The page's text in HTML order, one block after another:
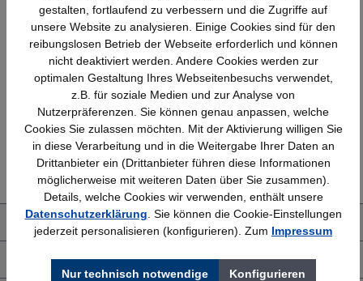
Schnelle Lieferung
Bundesweit
Topmarken
Faire Preise
Erfahrung
Bewährt seit 1958
Kostenlose Beratung
(04205) 635940
Über uns
Shop Service
gestalten, fortlaufend zu verbessern und die Zugriffe auf
unsere Website zu analysieren. Einige Cookies sind für den
reibungslosen Betrieb der Webseite erforderlich und können
nicht deaktiviert werden. Andere Cookies werden zur
optimalen Gestaltung Ihres Webseitenbesuchs verwendet,
z.B. für soziale Medien und zur Analyse von
Nutzerpräferenzen. Sie können genau anpassen, welche
Cookies Sie zulassen möchten. Mit der Aktivierung willigen Sie
in diese Verarbeitung und in die Weitergabe Ihrer Daten an
Drittanbieter ein (Drittanbieter führen diese Informationen
möglicherweise mit weiteren Daten über Sie zusammen).
Details, welche Cookies wir verwenden, enthält unsere
Datenschutzerklärung . Sie können die Cookie-Einstellungen
jederzeit personalisieren (konfigurieren). Zum Impressum
Nur technisch notwendige Konfigurieren